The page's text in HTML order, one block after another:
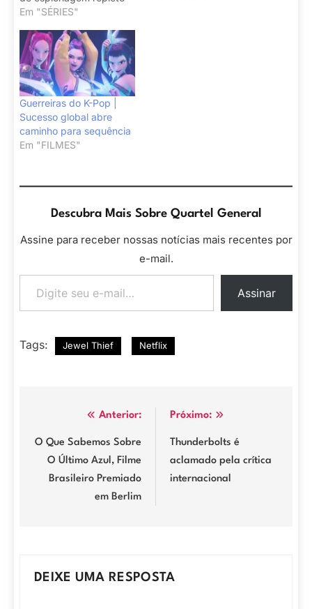
de reviravoltas.
Em "SÉRIES"
Guerreiras do K-Pop |
Sucesso global abre
caminho para sequência
Em "FILMES"
Descubra Mais Sobre Quartel General
Assine para receber nossas notícias mais recentes por
e-mail.
Digite seu e-mail…
Assinar
Tags: Jewel Thief Netflix
Navegação
de
Post
Anterior:
O Que Sabemos Sobre
O Último Azul, Filme
Brasileiro Premiado
em Berlim
Próximo:
Thunderbolts é
aclamado pela crítica
internacional
DEIXE UMA RESPOSTA